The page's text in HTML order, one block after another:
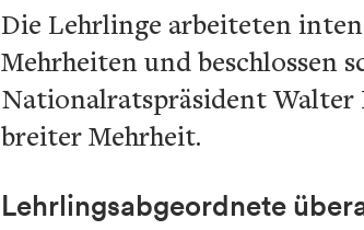
Die Lehrlinge arbeiteten
Mehrheiten und beschlossen
Nationalratspräsident Walter
breiter Mehrheit.
Lehrlingsabgeordnete